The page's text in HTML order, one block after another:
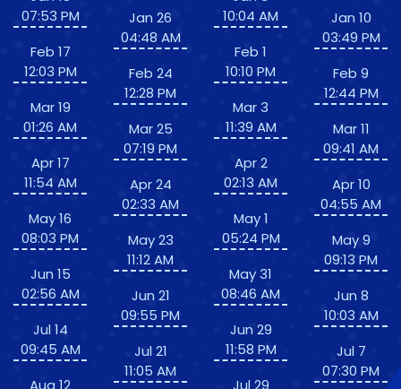
07:53 PM
Feb 17
12:03 PM
Mar 19
01:26 AM
Apr 17
11:54 AM
May 16
08:03 PM
Jun 15
02:56 AM
Jul 14
09:45 AM
Aug 12
Jan 26
04:48 AM
Feb 24
12:28 PM
Mar 25
07:19 PM
Apr 24
02:33 AM
May 23
11:12 AM
Jun 21
09:55 PM
Jul 21
11:05 AM
10:04 AM
Feb 1
10:10 PM
Mar 3
11:39 AM
Apr 2
02:13 AM
May 1
05:24 PM
May 31
08:46 AM
Jun 29
11:58 PM
Jul 29
Jan 10
03:49 PM
Feb 9
12:44 PM
Mar 11
09:41 AM
Apr 10
04:55 AM
May 9
09:13 PM
Jun 8
10:03 AM
Jul 7
07:30 PM